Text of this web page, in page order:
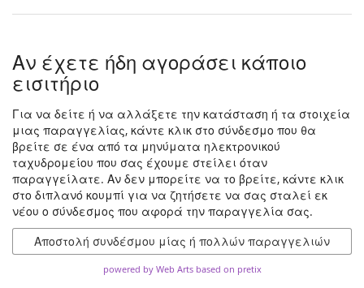
Αν έχετε ήδη αγοράσει κάποιο
εισιτήριο
Για να δείτε ή να αλλάξετε την κατάσταση ή τα στοιχεία
μιας παραγγελίας, κάντε κλικ στο σύνδεσμο που θα
βρείτε σε ένα από τα μηνύματα ηλεκτρονικού
ταχυδρομείου που σας έχουμε στείλει όταν
παραγγείλατε. Αν δεν μπορείτε να το βρείτε, κάντε κλικ
στο διπλανό κουμπί για να ζητήσετε να σας σταλεί εκ
νέου ο σύνδεσμος που αφορά την παραγγελία σας.
Αποστολή συνδέσμου μίας ή πολλών παραγγελιών
powered by Web Arts based on pretix